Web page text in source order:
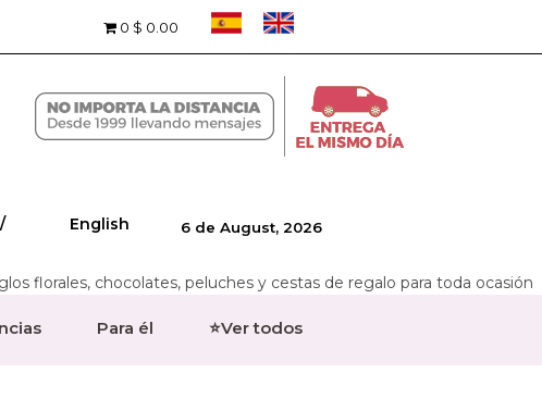
0 $ 0.00
English 6 de August, 2026
florales, chocolates, peluches y cestas de regalo para toda ocasión
Para él ⭐Ver todos